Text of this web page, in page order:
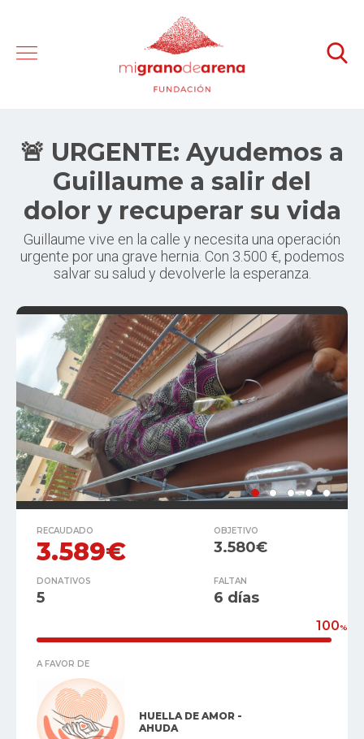
🚨 URGENTE: Ayudemos a
Guillaume a salir del
dolor y recuperar su vida
Guillaume vive en la calle y necesita una operación
urgente por una grave hernia. Con 3.500 €, podemos
salvar su salud y devolverle la esperanza.
RECAUDADO
3.589€
OBJETIVO
3.580€
DONATIVOS
5
FALTAN
6 días
100%
A FAVOR DE
HUELLA DE AMOR -
AHUDA